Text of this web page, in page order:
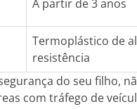
A partir de 3 anos
Termoplástico de
resistência
do seu filho,
com tráfego de